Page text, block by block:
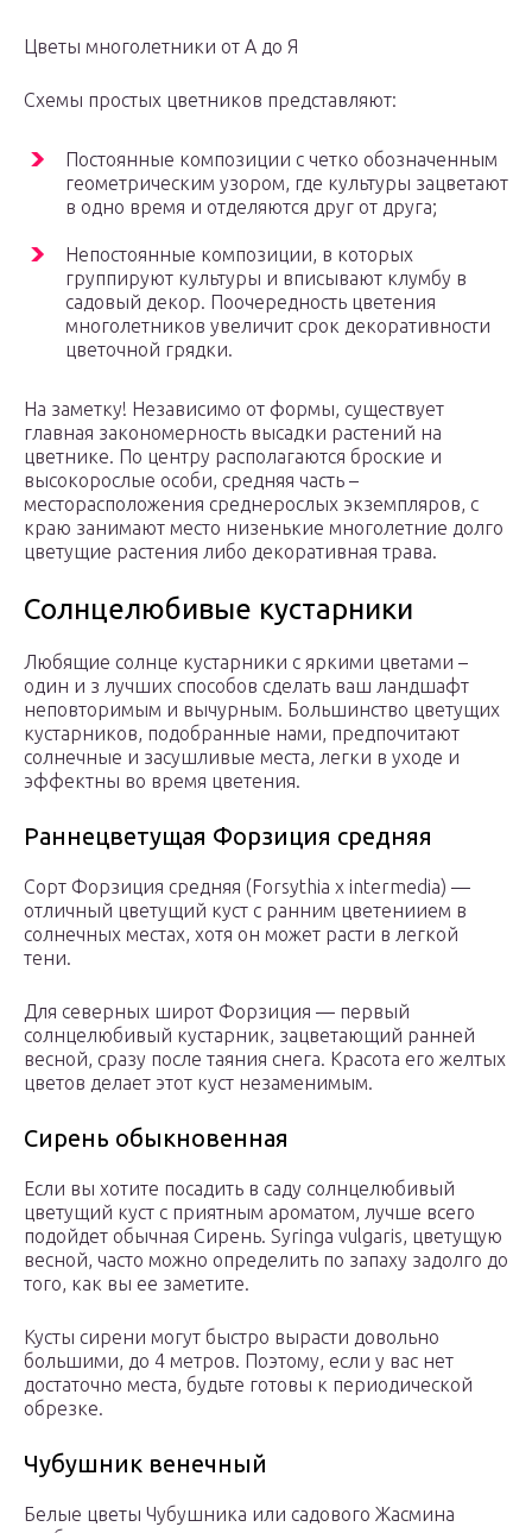
Цветы многолетники от А до Я
Схемы простых цветников представляют:
Постоянные композиции с четко обозначенным
геометрическим узором, где культуры зацветают
в одно время и отделяются друг от друга;
Непостоянные композиции, в которых
группируют культуры и вписывают клумбу в
садовый декор. Поочередность цветения
многолетников увеличит срок декоративности
цветочной грядки.
На заметку! Независимо от формы, существует
главная закономерность высадки растений на
цветнике. По центру располагаются броские и
высокорослые особи, средняя часть –
месторасположения среднерослых экземпляров, с
краю занимают место низенькие многолетние долго
цветущие растения либо декоративная трава.
Солнцелюбивые кустарники
Любящие солнце кустарники с яркими цветами –
один и з лучших способов сделать ваш ландшафт
неповторимым и вычурным. Большинство цветущих
кустарников, подобранные нами, предпочитают
солнечные и засушливые места, легки в уходе и
эффектны во время цветения.
Раннецветущая Форзиция средняя
Сорт Форзиция средняя (Forsythia x intermedia) —
отличный цветущий куст с ранним цветениием в
солнечных местах, хотя он может расти в легкой
тени.
Для северных широт Форзиция — первый
солнцелюбивый кустарник, зацветающий ранней
весной, сразу после таяния снега. Красота его желтых
цветов делает этот куст незаменимым.
Сирень обыкновенная
Если вы хотите посадить в саду солнцелюбивый
цветущий куст с приятным ароматом, лучше всего
подойдет обычная Сирень. Syringa vulgaris, цветущую
весной, часто можно определить по запаху задолго до
того, как вы ее заметите.
Кусты сирени могут быстро вырасти довольно
большими, до 4 метров. Поэтому, если у вас нет
достаточно места, будьте готовы к периодической
обрезке.
Чубушник венечный
Белые цветы Чубушника или садового Жасмина